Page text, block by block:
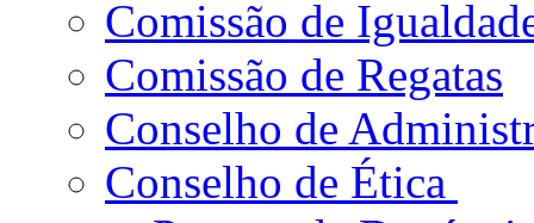
Comissão de
Comissão de Regatas
Conselho de
Conselho de Ética